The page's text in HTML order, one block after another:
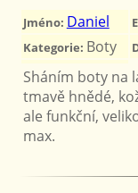
Jméno: Daniel
Kategorie: Boty
Sháním boty na
tmavě hnědé,
ale funkční,
max.